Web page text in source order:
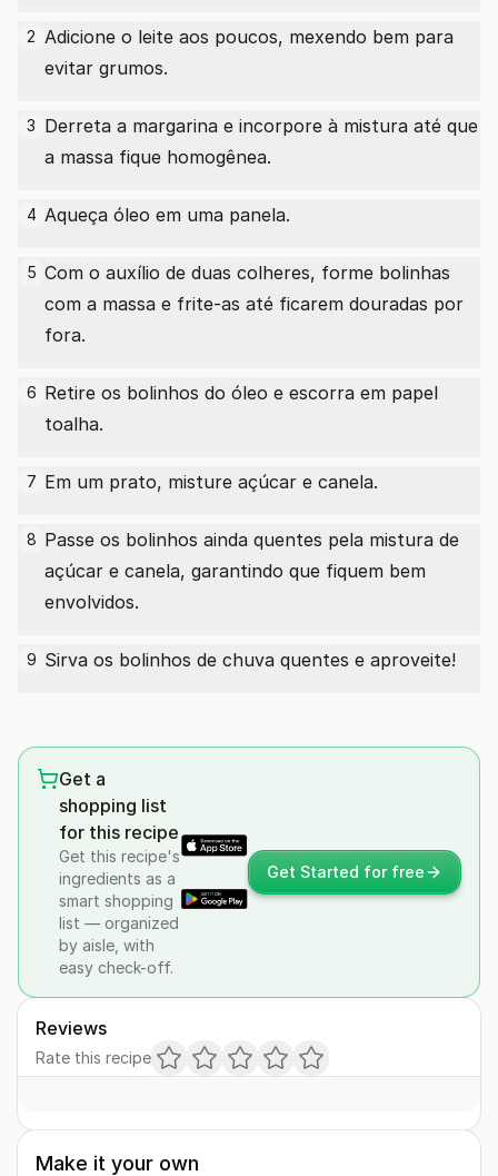
2 Adicione o leite aos poucos, mexendo bem para
evitar grumos.
3 Derreta a margarina e incorpore à mistura até que
a massa fique homogênea.
4 Aqueça óleo em uma panela.
5 Com o auxílio de duas colheres, forme bolinhas
com a massa e frite-as até ficarem douradas por
fora.
6 Retire os bolinhos do óleo e escorra em papel
toalha.
7 Em um prato, misture açúcar e canela.
8 Passe os bolinhos ainda quentes pela mistura de
açúcar e canela, garantindo que fiquem bem
envolvidos.
9 Sirva os bolinhos de chuva quentes e aproveite!
Get a
shopping list
for this recipe
Get this recipe's
ingredients as a
smart shopping
list — organized
by aisle, with
easy check-off.
Get Started for free
Reviews
Rate this recipe
Make it your own